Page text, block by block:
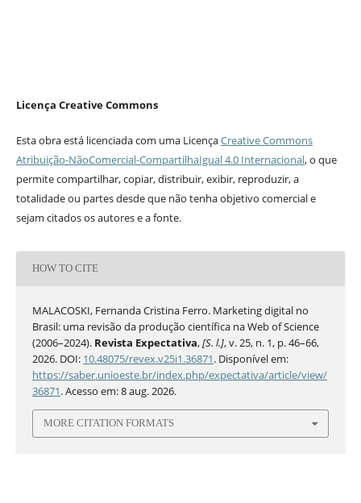
Licença Creative Commons
Esta obra está licenciada com uma LicençaCreative Commons
Atribuição-NãoComercial-CompartilhaIgual 4.0 Internacional, o que
permite compartilhar, copiar, distribuir, exibir, reproduzir, a
totalidade ou partes desde que não tenha objetivo comercial e
sejam citados os autores e a fonte.
HOW TO CITE
MALACOSKI, Fernanda Cristina Ferro. Marketing digital no
Brasil: uma revisão da produção científica na Web of Science
(2006–2024). Revista Expectativa,[S. l.], v. 25, n. 1, p. 46–66,
2026. DOI: 10.48075/revex.v25i1.36871. Disponível em:
https://saber.unioeste.br/index.php/expectativa/article/view/
36871. Acesso em: 8 aug. 2026.
MORE CITATION FORMATS